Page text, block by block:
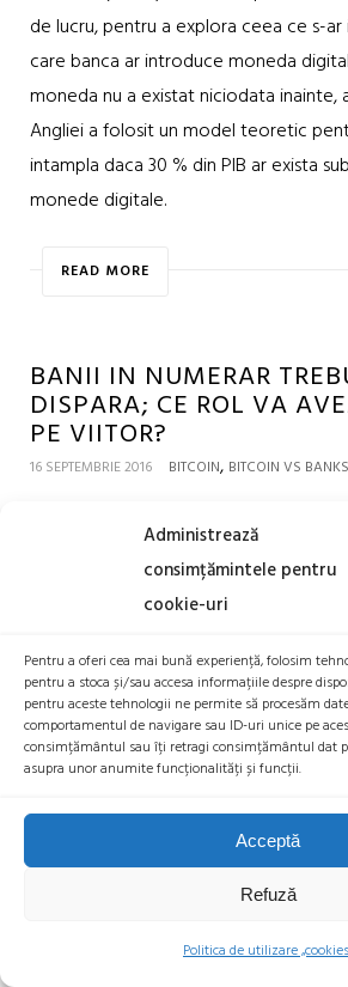
Administrează
consimțămintele pentru
cookie-uri
Pentru a oferi cea mai bună experiență, folosim
pentru a stoca și/sau accesa informațiile despre
pentru aceste tehnologii ne permite să procesăm
comportamentul de navigare sau ID-uri unice pe
consimțământul sau îți retragi consimțământul dat
asupra unor anumite funcționalități și funcții.
Acceptă
Refuză
Politica de utilizare
de lucru, pentru a explora ceea ce s-ar
care banca ar introduce moneda
moneda nu a existat niciodata inainte,
Angliei a folosit un model teoretic
intampla daca 30 % din PIB ar exista
monede digitale.
READ MORE
BANII IN NUMERAR
DISPARA; CE ROL VA
PE VIITOR?
16 SEPTEMBRIE 2016 BITCOIN, BITCOIN VS BANKS
Kenneth Rogoff, fost economist-sef al
International si profesor la Harvard,
numerar si impactul negativ asupra
acestia il au. Conform cartii sale
„Blestemul Banilor Cash”, la o
organizata la inceputul acestei luni,
factori majori care se afla in spatele
pune capat utilizarii banilor in numerar:
in economia subterana si incapacitatea